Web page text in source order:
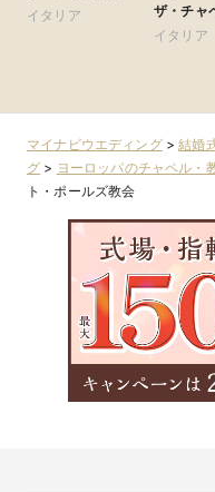
イタリア
ザ・チャ
イタリア
マイナビウエディング>結婚
グ > ヨーロッパのチャペル・
ト・ポールズ教会